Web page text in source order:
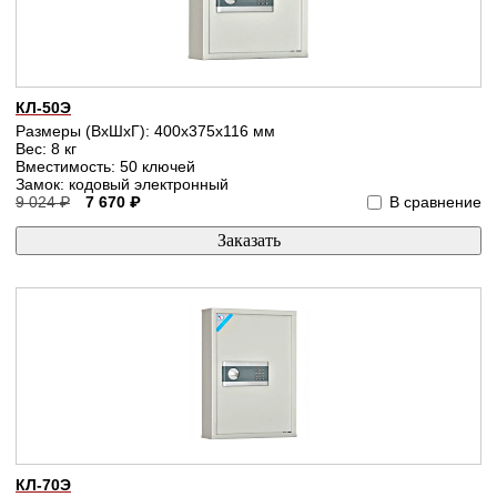
В сравнение
КЛ-50Э
Размеры (ВхШхГ): 400x375x116 мм
Вес: 8 кг
Вместимость: 50 ключей
Замок: кодовый электронный
9 024 ₽
7 670 ₽
КЛ-70Э